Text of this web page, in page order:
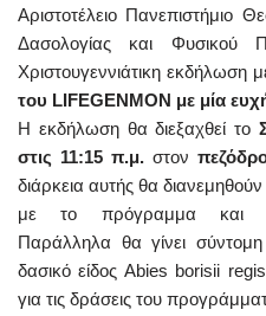
Αριστοτέλειο Πανεπιστήμιο
Δασολογίας και Φυσικού
Χριστουγεννιάτικη εκδήλωση
του LIFEGENMON με μία
Η εκδήλωση θα διεξαχθεί το
στις 11:15 π.μ. στον
διάρκεια αυτής θα
με το πρόγραμμα και
Παράλληλα θα γίνει
δασικό είδος Abies borisii
για τις δράσεις του